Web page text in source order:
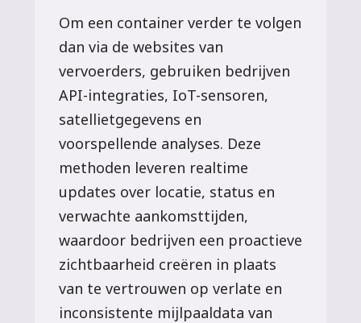
Om een container verder te volgen
dan via de websites van
vervoerders, gebruiken bedrijven
API-integraties, IoT-sensoren,
satellietgegevens en
voorspellende analyses. Deze
methoden leveren realtime
updates over locatie, status en
verwachte aankomsttijden,
waardoor bedrijven een proactieve
zichtbaarheid creëren in plaats
van te vertrouwen op verlate en
inconsistente mijlpaaldata van